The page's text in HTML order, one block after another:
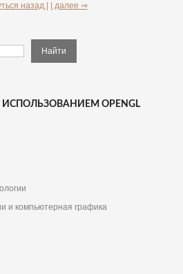
назад | | далее ⇒
OPENGL
и компьютерная графика